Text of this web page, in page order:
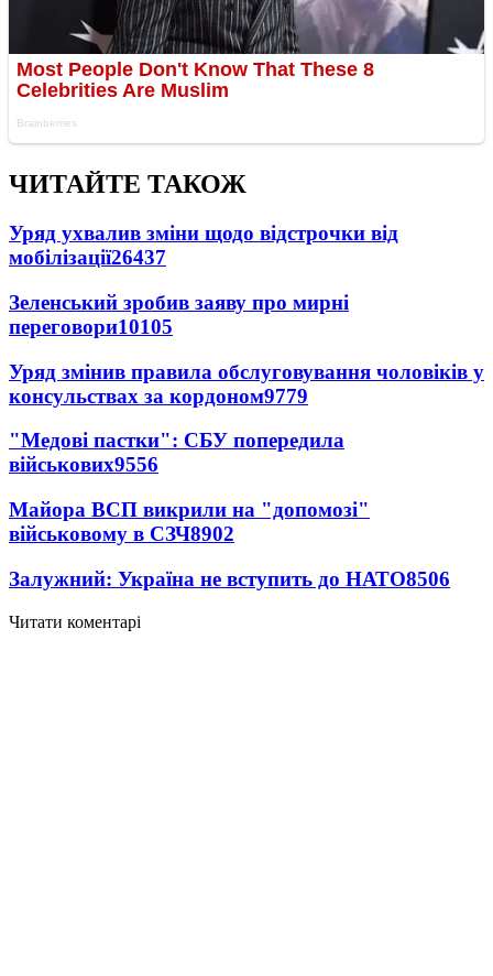
ЧИТАЙТЕ ТАКОЖ
Уряд ухвалив зміни щодо відстрочки від
мобілізації26437
Зеленський зробив заяву про мирні
переговори10105
Уряд змінив правила обслуговування чоловіків у
консульствах за кордоном9779
"Медові пастки": СБУ попередила
військових9556
Майора ВСП викрили на "допомозі"
військовому в СЗЧ8902
Залужний: Україна не вступить до НАТО8506
Читати коментарі